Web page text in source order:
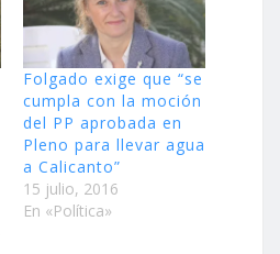
Folgado exige que “se
cumpla con la moción
del PP aprobada en
Pleno para llevar agua
a Calicanto”
15 julio, 2016
En «Política»